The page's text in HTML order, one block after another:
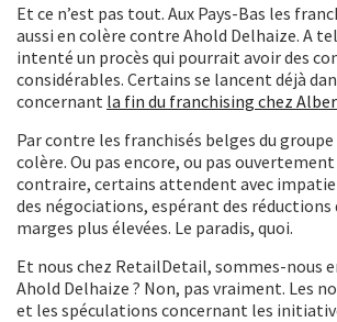
Et ce n’est pas tout. Aux Pays-Bas les
aussi en colère contre Ahold Delhaize. A
intenté un procès qui pourrait avoir des
considérables. Certains se lancent déjà
concernant la fin du franchising chez
Par contre les franchisés belges du
colère. Ou pas encore, ou pas
contraire, certains attendent avec
des négociations, espérant des réductions
marges plus élevées. Le paradis, quoi.
Et nous chez RetailDetail, sommes-nous
Ahold Delhaize ? Non, pas vraiment. Les
et les spéculations concernant les